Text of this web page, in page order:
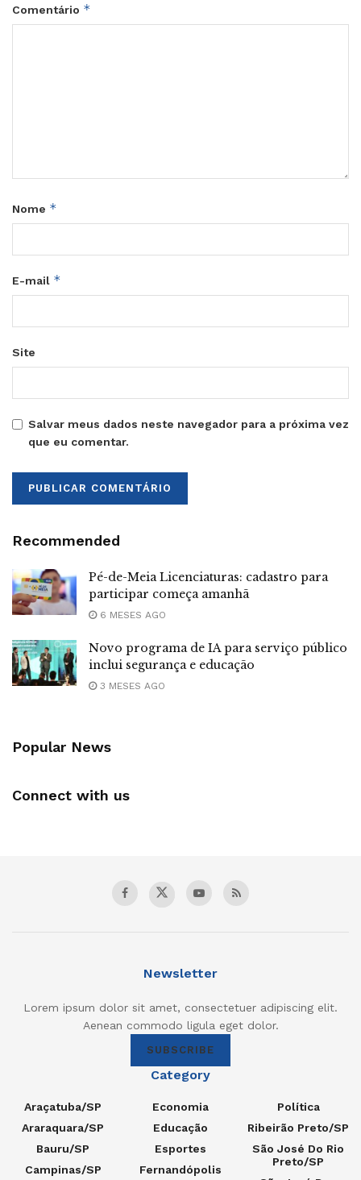
Comentário *
Nome *
E-mail *
Site
Salvar meus dados neste navegador para a próxima vez
que eu comentar.
Recommended
Pé-de-Meia Licenciaturas: cadastro para
participar começa amanhã
6 MESES AGO
Novo programa de IA para serviço público
inclui segurança e educação
3 MESES AGO
Popular News
Connect with us
Newsletter
Lorem ipsum dolor sit amet, consectetuer adipiscing elit.
Aenean commodo ligula eget dolor.
SUBSCRIBE
Category
Araçatuba/SP
Araraquara/SP
Bauru/SP
Campinas/SP
Economia
Educação
Esportes
Fernandópolis
Política
Ribeirão Preto/SP
São José Do Rio
Preto/SP